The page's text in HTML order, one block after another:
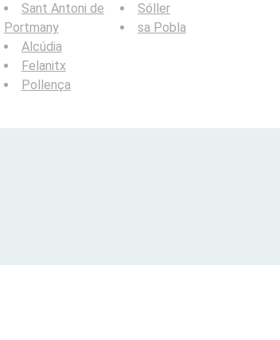
Sant Antoni de
Portmany
Alcúdia
Felanitx
Pollença
Sóller
sa Pobla